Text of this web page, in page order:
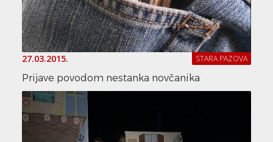
27.03.2015. STARA PAZOVA
Prijave povodom nestanka novčanika